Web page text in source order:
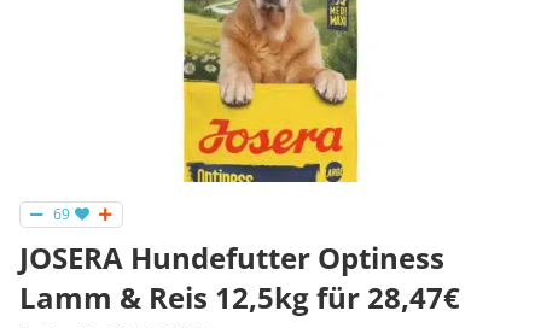
69
JOSERA Hundefutter Optiness
Lamm & Reis 12,5kg für 28,47€